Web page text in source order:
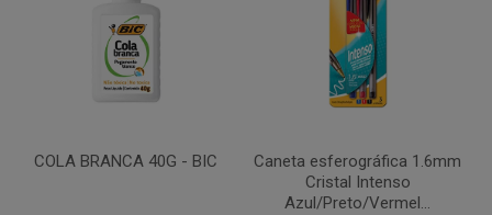
COLA BRANCA 40G - BIC
Caneta esferográfica 1.6mm
Cristal Intenso
Azul/Preto/Vermel...